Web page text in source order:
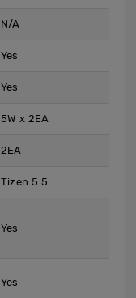
N/A
Yes
Yes
5W x 2EA
2EA
Tizen 5.5
Yes
Yes